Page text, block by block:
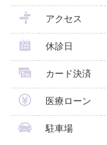
アクセス
休診日
カード決済
医療ローン
駐車場